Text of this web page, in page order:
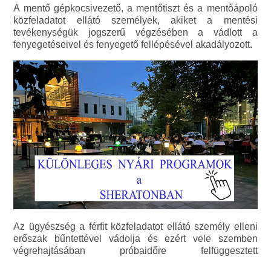
A mentő gépkocsivezető, a mentőtiszt és a mentőápoló
közfeladatot ellátó személyek, akiket a mentési
tevékenységük jogszerű végzésében a vádlott a
fenyegetéseivel és fenyegető fellépésével akadályozott.
Az ügyészség a férfit közfeladatot ellátó személy elleni
erőszak bűntettével vádolja és ezért vele szemben
végrehajtásában próbaidőre felfüggesztett